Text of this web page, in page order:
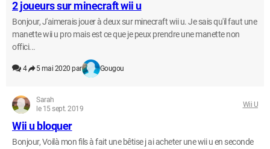
2 joueurs sur minecraft wii u
Bonjour, J'aimerais jouer à deux sur minecraft wii u. Je sais qu'il faut une
manette wii u pro mais est ce que je peux prendre une manette non
offici...
4 5 mai 2020 par Gougou
Sarah
le 15 sept. 2019
Wii U
Wii u bloquer
Bonjour, Voilà mon fils à fait une bêtise j ai acheter une wii u en seconde